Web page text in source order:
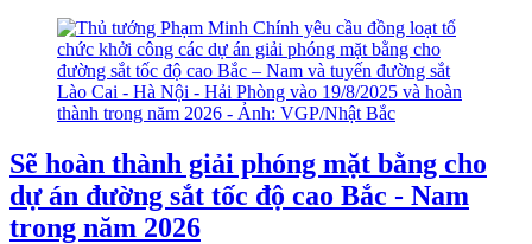
Sẽ hoàn thành giải phóng mặt bằng cho
dự án đường sắt tốc độ cao Bắc - Nam
trong năm 2026